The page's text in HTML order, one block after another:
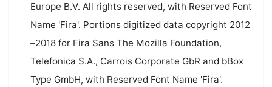
Europe B.V. All rights reserved, with Reserved Font
Name 'Fira'. Portions digitized data copyright 2012
–2018 for Fira Sans The Mozilla Foundation,
Telefonica S.A., Carrois Corporate GbR and bBox
Type GmbH, with Reserved Font Name 'Fira'.